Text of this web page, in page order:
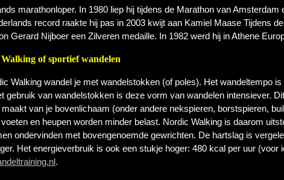
marathonloper. In 1980 liep hij tijdens de Marathon van Amsterdam
record raakte hij pas in 2003 kwijt aan Kamiel Maase Tijdens
Gerard Nijboer een Zilveren medaille. In 1982 werd hij in Athene
of sportief wandelen
Walking wandel je met wandelstokken (of poles). Het wandeltempo
gebruik van wandelstokken is deze vorm van wandelen intensiever.
van je bovenlichaam (onder andere nekspieren, borstspieren,
en heupen worden minder belast. Nordic Walking is daarom
ondervinden met bovengenoemde gewrichten. De hartslag is
Het energieverbruik is ook een stukje hoger: 480 kcal per uur (voor
.